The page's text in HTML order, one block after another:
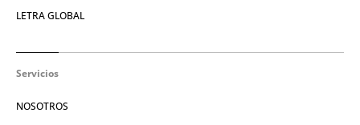
LETRA GLOBAL
Servicios
NOSOTROS